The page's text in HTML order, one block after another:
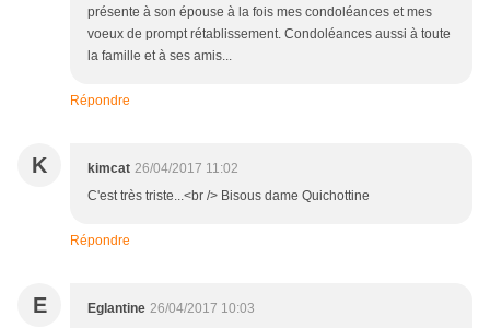
présente à son épouse à la fois mes condoléances et mes
voeux de prompt rétablissement. Condoléances aussi à toute
la famille et à ses amis...
Répondre
K kimcat 26/04/2017 11:02
C'est très triste...<br /> Bisous dame Quichottine
Répondre
E Eglantine 26/04/2017 10:03